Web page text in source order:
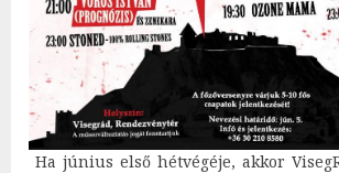
Ha június első hétvégéje, akkor